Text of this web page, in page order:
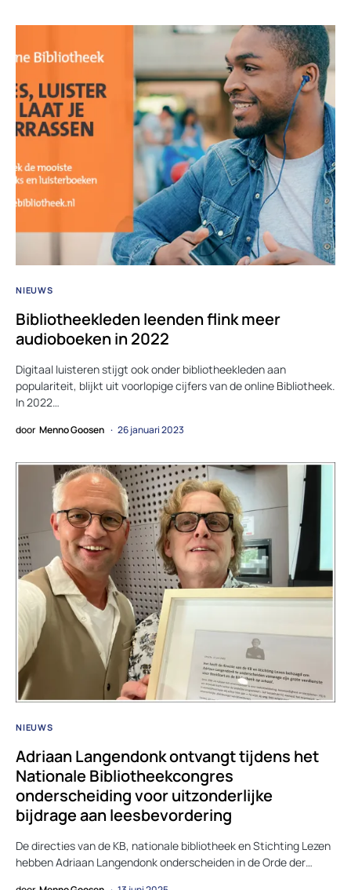
NIEUWS
Bibliotheekleden leenden flink meer
audioboeken in 2022
Digitaal luisteren stijgt ook onder bibliotheekleden aan
populariteit, blijkt uit voorlopige cijfers van de online Bibliotheek.
In 2022…
door Menno Goosen 26 januari 2023
NIEUWS
Adriaan Langendonk ontvangt tijdens het
Nationale Bibliotheekcongres
onderscheiding voor uitzonderlijke
bijdrage aan leesbevordering
De directies van de KB, nationale bibliotheek en Stichting Lezen
hebben Adriaan Langendonk onderscheiden in de Orde der…